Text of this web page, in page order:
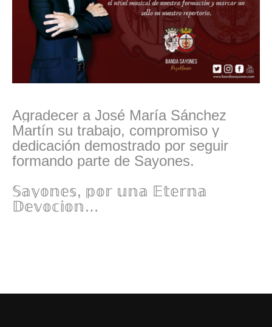
Agradecer a José María Sánchez
Martín su trabajo, compromiso y
dedicación demostrado por seguir
formando parte de Sayones.
𝕊𝕒𝕪𝕠𝕟𝕖𝕤, 𝕡𝕠𝕣 𝕦𝕟𝕒 𝔼𝕥𝕖𝕣𝕟𝕒
𝔻𝕖𝕧𝕠𝕔𝕚𝕠𝕟…